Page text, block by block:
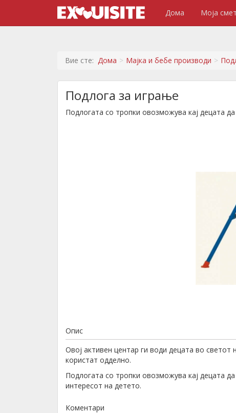
Дома Моја
Вие сте: Дома Мајка и бебе производи
Подлога за играње
Подлогата со тропки овозможува кај децата
Опис
Овој активен центар ги води децата во
користат одделно.
Подлогата со тропки овозможува кај децата
интересот на детето.
Коментари